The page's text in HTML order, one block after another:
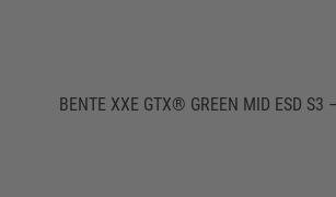
BENTE XXE GTX® GREEN MID ESD S3